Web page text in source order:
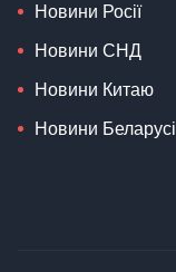
Новини Росії
Новини СНД
Новини Китаю
Новини Беларусі